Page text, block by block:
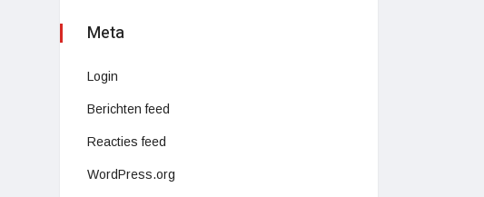
Meta
Login
Berichten feed
Reacties feed
WordPress.org